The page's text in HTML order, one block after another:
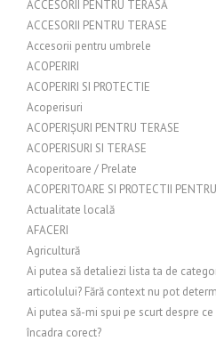
ACCESORII PENTRU TERASĂ
ACCESORII PENTRU TERASE
Accesorii pentru umbrele
ACOPERIRI
ACOPERIRI SI PROTECTIE
Acoperisuri
ACOPERIȘURI PENTRU TERASE
ACOPERISURI SI TERASE
Acoperitoare / Prelate
ACOPERITOARE SI PROTECTII
Actualitate locală
AFACERI
Agricultură
Ai putea să detaliezi lista ta de
articolului? Fără context nu pot
Ai putea să-mi spui pe scurt despre
încadra corect?